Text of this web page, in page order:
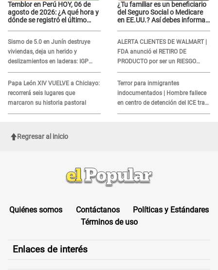
Temblor en Perú HOY, 06 de
agosto de 2026: ¿A qué hora y
dónde se registró el último
Sismo de 5.0 en Junín destruye
viviendas, deja un herido y
deslizamientos en laderas: IGP
alerta sobre posibles réplicas
Papa León XIV VUELVE a Chiclayo:
recorrerá seis lugares que
marcaron su historia pastoral
¿Tu familiar es un beneficiario
del Seguro Social o Medicare
en EE.UU.? Así debes informar
ALERTA CLIENTES DE WALMART |
FDA anunció el RETIRO DE
PRODUCTO por ser un RIESGO
MORTAL para consumidores: ¿Cuál
es?
Terror para inmigrantes
indocumentados | Hombre fallece
en centro de detención del ICE tras
sufrir una "emergencia médica"
Regresar al inicio
Quiénes somos Contáctanos
Políticas y Estándares
Términos de uso
Enlaces de interés